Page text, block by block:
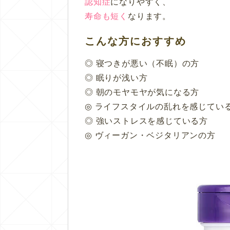
認知症になりやすく、
寿命も短く なります。
こんな方におすすめ
◎ 寝つきが悪い（不眠）の方
◎ 眠りが浅い方
◎ 朝のモヤモヤが気になる方
◎ ライフスタイルの乱れを感じてい
◎ 強いストレスを感じている方
◎ ヴィーガン・ベジタリアンの方